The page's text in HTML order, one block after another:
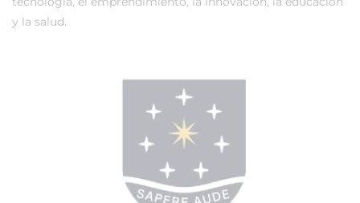
y la salud.